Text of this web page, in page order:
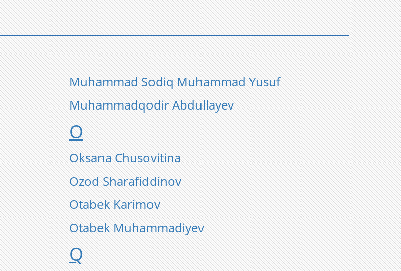
Muhammad Sodiq Muhammad Yusuf
Muhammadqodir Abdullayev
O
Oksana Chusovitina
Ozod Sharafiddinov
Otabek Karimov
Otabek Muhammadiyev
Q